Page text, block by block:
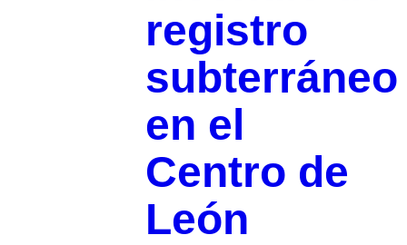
registro
subterráneo
en el
Centro de
León